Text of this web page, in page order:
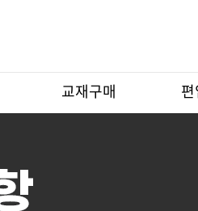
교재구매